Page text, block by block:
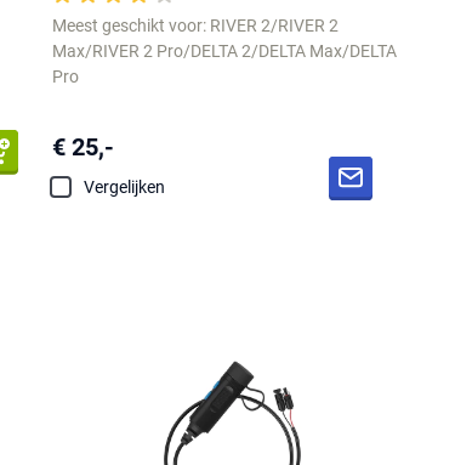
Meest geschikt voor: RIVER 2/RIVER 2
Max/RIVER 2 Pro/DELTA 2/DELTA Max/DELTA
Pro
€ 25,-
Vergelijken